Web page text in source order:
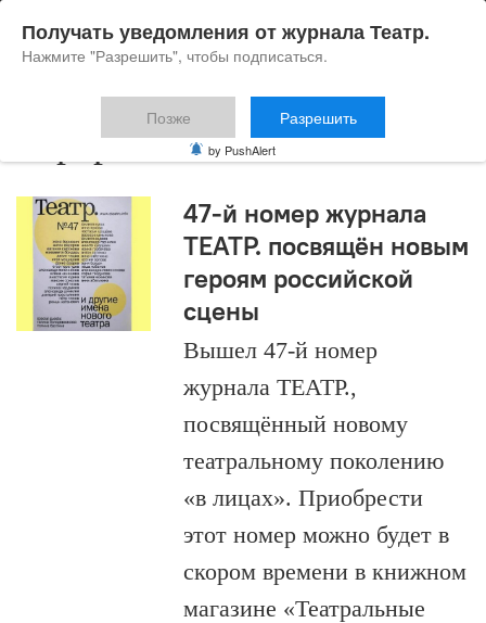
портреты
47-й номер журнала
ТЕАТР. посвящён новым
героям российской
сцены
Вышел 47-й номер
журнала ТЕАТР.,
посвящённый новому
театральному поколению
«в лицах». Приобрести
этот номер можно будет в
скором времени в книжном
магазине «Театральные
Получать уведомления от журнала Театр.
Нажмите "Разрешить", чтобы подписаться.
Позже Разрешить
by PushAlert